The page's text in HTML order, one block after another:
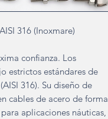
316 (Inoxmare)
confianza. Los
estrictos estándares de
316). Su diseño de
cables de acero de forma
aplicaciones náuticas,